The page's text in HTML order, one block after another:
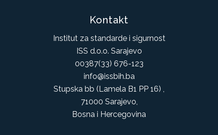
Kontakt
Institut za standarde i sigurnost
ISS d.o.o. Sarajevo
00387(33) 676-123
info@issbih.ba
Stupska bb (Lamela B1 PP 16) ,
71000 Sarajevo,
Bosna i Hercegovina